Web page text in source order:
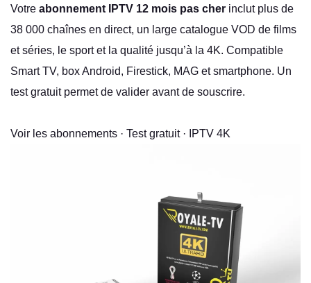
Votre abonnement IPTV 12 mois pas cher inclut plus de
38 000 chaînes en direct, un large catalogue VOD de films
et séries, le sport et la qualité jusqu’à la 4K. Compatible
Smart TV, box Android, Firestick, MAG et smartphone. Un
test gratuit permet de valider avant de souscrire.
Voir les abonnements · Test gratuit· IPTV 4K